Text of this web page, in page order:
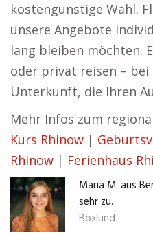
kostengünstige Wahl.
unsere Angebote
lang bleiben möchten.
oder privat reisen –
Unterkunft, die Ihren
Mehr Infos zum
Kurs Rhinow |
Rhinow | Ferienhaus
Maria M. aus
sehr zu.
Böxlund